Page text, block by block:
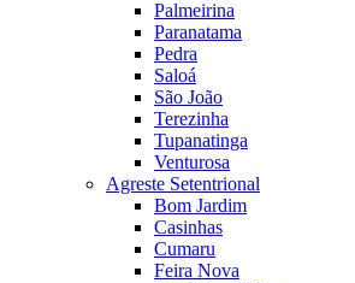
Palmeirina
Paranatama
Pedra
Saloá
São João
Terezinha
Tupanatinga
Venturosa
Agreste Setentrional
Bom Jardim
Casinhas
Cumaru
Feira Nova